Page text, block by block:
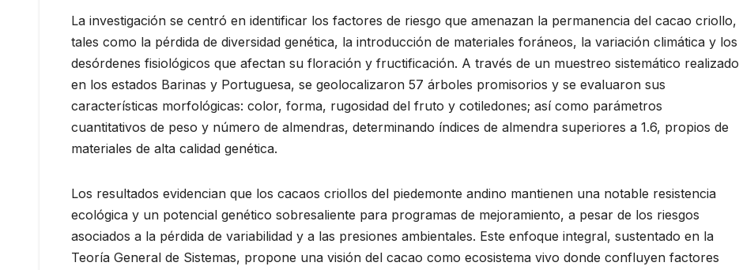
La investigación se centró en identificar los factores de riesgo que amenazan la permanencia del cacao criollo,
tales como la pérdida de diversidad genética, la introducción de materiales foráneos, la variación climática y los
desórdenes fisiológicos que afectan su floración y fructificación. A través de un muestreo sistemático realizado
en los estados Barinas y Portuguesa, se geolocalizaron 57 árboles promisorios y se evaluaron sus
características morfológicas: color, forma, rugosidad del fruto y cotiledones; así como parámetros
cuantitativos de peso y número de almendras, determinando índices de almendra superiores a 1.6, propios de
materiales de alta calidad genética.
Los resultados evidencian que los cacaos criollos del piedemonte andino mantienen una notable resistencia
ecológica y un potencial genético sobresaliente para programas de mejoramiento, a pesar de los riesgos
asociados a la pérdida de variabilidad y a las presiones ambientales. Este enfoque integral, sustentado en la
Teoría General de Sistemas, propone una visión del cacao como ecosistema vivo donde confluyen factores